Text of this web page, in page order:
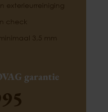
exterieurreiniging
check
3,5 mm
garantie